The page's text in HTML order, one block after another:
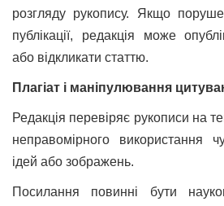
розгляду рукопису. Якщо
публікації, редакція може
або відкликати статтю.
Плагіат і маніпулювання
Редакція перевіряє рукописи на
неправомірного використання
ідей або зображень.
Посилання повинні бути